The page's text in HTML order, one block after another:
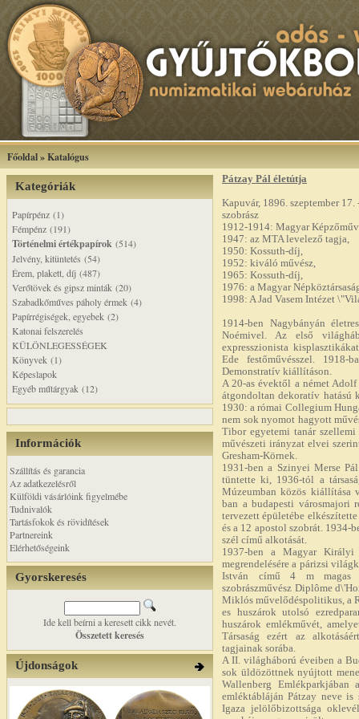
Főoldal»Katalógus
Kategóriák
Papírpénz (1)
Fémpénz (191)
Történelmi értékpapírok (514)
Jelvény, kitüntetés (54)
Érem, plakett, díj (487)
Verőtövek és gipsz minták (20)
Szabadkőműves páholy érmek (4)
Papírrégiségek, egyebek (2)
Katonai felszerelés
KÜLÖNLEGESSÉGEK
Könyvek (1)
Képeslapok
Egyéb műtárgyak (12)
Információk
Szállítás és garancia
Az adatkezelésről
Külföldi vásárlóink figyelmébe
Tudnivalók
Tartásfokok és rövidítések
Partnereink
Elérhetőségeink
Gyorskeresés
Ide kell beírni a keresett cikk nevét.
Összetett keresés
Újdonságok
Pátzay Pál életútja
Kapuvár, 1896. szeptember
szobrász
1912-1914: Magyar
1947: az MTA levelező tagja,
1950: Kossuth-díj,
1952: kiváló művész,
1965: Kossuth-díj,
1976: a Magyar
1998: A Jad Vasem Intézet
1914-ben Nagybányán
Noémivel. Az első
expresszionista
Ede festőművésszel.
Demonstratív kiállításon.
A 20-as évektől a német
átgondoltan dekoratív hatású
1930: a római Collegium
nem sok nyomot hagyott
Tibor egyetemi tanár
művészeti irányzat elvei
Gresham-Körnek.
1931-ben a Szinyei Merse
tüntette ki, 1936-tól a
Múzeumban közös kiállítása
ban a budapesti városmajori
tervezett épületébe
és a 12 apostol szobrát.
szél című alkotását.
1937-ben a Magyar Királyi
megrendelésére a párizsi
István című 4 m magas
szobrászművész Diplôme
Miklós művelődéspolitikus, a
es huszárok utolsó
huszárok emlékművét,
Társaság ezért az
tagjainak sorába.
A II. világháború éveiben a
sok üldözöttnek nyújtott
Wallenberg Emlékparkjában
emléktábláján Pátzay neve is
Igaza jelölőbizottsága